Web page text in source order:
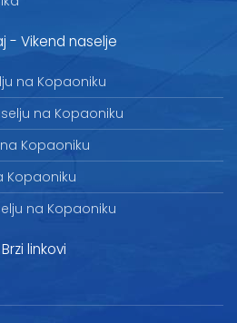
- Vikend naselje
na Kopaoniku
na Kopaoniku
Kopaoniku
Kopaoniku
na Kopaoniku
Brzi linkovi